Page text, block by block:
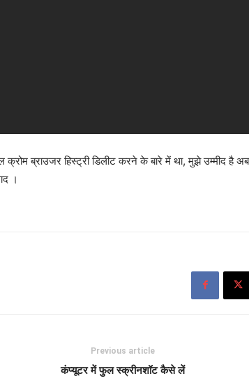
ब्राउजर हिस्ट्री डिलीट करने के बारे में था, मुझे उम्मीद
।
Previous article
कंप्यूटर में फुल स्क्रीनशॉट कैसे लें